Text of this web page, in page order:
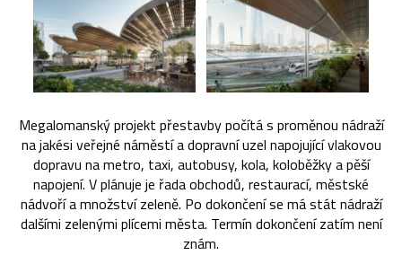
Megalomanský projekt přestavby počítá s proměnou nádraží
na jakési veřejné náměstí a dopravní uzel napojující vlakovou
dopravu na metro, taxi, autobusy, kola, koloběžky a pěší
napojení. V plánuje je řada obchodů, restaurací, městské
nádvoří a množství zeleně. Po dokončení se má stát nádraží
dalšími zelenými plícemi města. Termín dokončení zatím není
znám.